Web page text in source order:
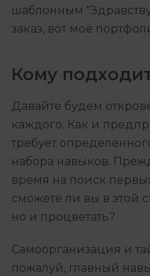
шаблонным
заказ, вот моё
Кому
Давайте будем
каждого. Как и
требует
набора навыков.
время на поиск
сможете ли вы в этой
но и процветать?
Самоорганизация и
пожалуй, главный